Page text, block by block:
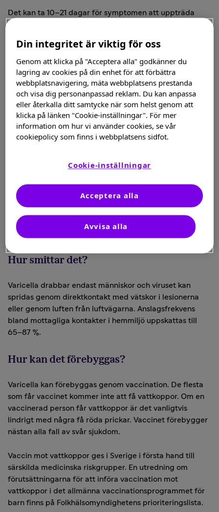
Det kan ta 10–21 dagar för symptomen att uppträda
efter smitta. Individer är som mest smittsamma från 1–2
vara ungefär 5–7 dagar och fortskrider tills
hudlesionerna får en skorpa. Tidiga symptom innefattar
lätt feber, lätt huvudvärk, snuva och allmän
sjukdomskänsla.
Definierande varciellasymptom:
Hudlesioner över hela kroppen, inklusive hårbotten,
slemhinnorna i munnen och övre luftvägarna
Vätskefyllda hudlesioner
Sjukdomen kan vara lindrig (några få prickar) till
allvarlig (omfattande utslag och samtidig feber)
Hur smittar det?
Varicella drabbar endast människor och viruset kan
spridas genom direktkontakt med vätskor i lesionerna
eller genom luften från luftvägarna. Anslagsfrekvens
bland mottagliga kontakter i hemmiljö uppskattas till
65–87 %.
Hur kan det förebyggas?
Varicella kan förebyggas genom vaccination. De flesta
som får vaccinet kommer inte att få vattkoppor. Om en
vaccinerad person får vattkoppor är det vanligtvis
lindrigt med några få röda prickar. Vaccinet förebygger
nästan alla fall av svår sjukdom.
Vaccin mot vattkoppor ges i Sverige i första hand till
särskilda medicinska riskgrupper. En utredning om
förutsättningarna för att införa vaccination mot
vattkoppor i det allmänna vaccinationsprogrammet för
barn finns på Folkhälsomyndighetens prioriteringslista.
Din integritet är viktig för oss
Genom att klicka på "Acceptera alla" godkänner du
lagring av cookies på din enhet för att förbättra
webbplatsnavigering, mäta webbplatsens prestanda
och visa dig personanpassad reklam. Du kan anpassa
eller återkalla ditt samtycke när som helst genom att
klicka på länken "Cookie-inställningar". För mer
information om hur vi använder cookies, se vår
cookiepolicy som finns i webbplatsens sidfot.
Cookie-inställningar
Avvisa alla
Acceptera alla